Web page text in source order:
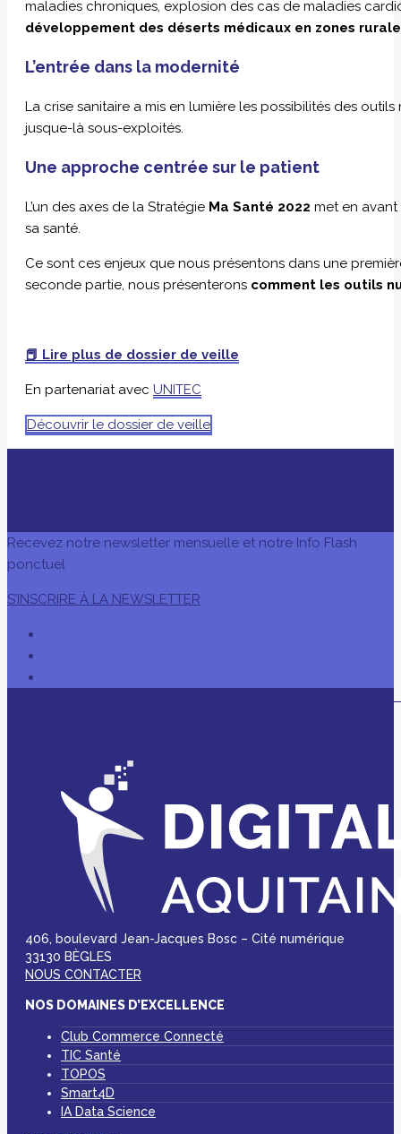
maladies chroniques, explosion des cas de maladies
développement des déserts médicaux en zones
L’entrée dans la modernité
La crise sanitaire a mis en lumière les possibilités des
jusque-là sous-exploités.
Une approche centrée sur le patient
L’un des axes de la Stratégie Ma Santé 2022 met en
sa santé.
Ce sont ces enjeux que nous présentons dans une
seconde partie, nous présenterons comment les outils
📕 Lire plus de dossier de veille
En partenariat avec UNITEC
Découvrir le dossier de veille
Recevez notre newsletter mensuelle et notre Info Flash
ponctuel
S’INSCRIRE À LA NEWSLETTER
406, boulevard Jean-Jacques Bosc – Cité numérique
33130 BÈGLES
NOUS CONTACTER
NOS DOMAINES D’EXCELLENCE
Club Commerce Connecté
TIC Santé
TOPOS
Smart4D
IA Data Science